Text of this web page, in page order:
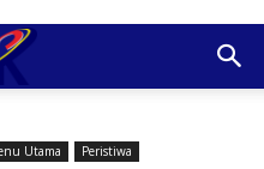
Utama Peristiwa